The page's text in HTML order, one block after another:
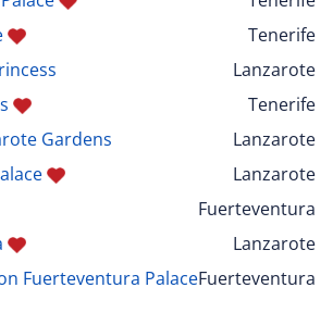
Tenerife
Lanzarote
Tenerife
Gardens
Lanzarote
Lanzarote
Fuerteventura
Lanzarote
Fuerteventura PalaceFuerteventura